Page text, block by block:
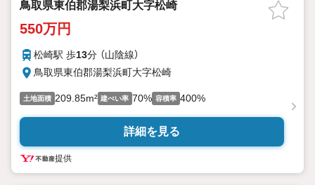
鳥取県東伯郡湯梨浜町大字松崎
550万円
松崎駅 歩13分 （山陰線）
鳥取県東伯郡湯梨浜町大字松崎
土地面積 209.85m² 建ぺい率 70% 容積率 400%
詳細を見る
提供